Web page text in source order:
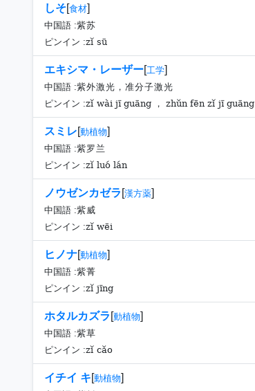
しそ[食材]
中国語 :紫苏
ピンイン :zǐ sū
エキシマ・レーザー[工学]
中国語 :紫外激光，准分子激光
ピンイン :zǐ wài jī guāng ， zhǔn fēn zǐ jī guāng
スミレ[動植物]
中国語 :紫罗兰
ピンイン :zǐ luó lán
ノウゼンカゼラ [漢方薬]
中国語 :紫威
ピンイン :zǐ wēi
ヒノナ[動植物]
中国語 :紫菁
ピンイン :zǐ jīng
ホタルカズラ [動植物]
中国語 :紫草
ピンイン :zǐ cǎo
イチイ キ[動植物]